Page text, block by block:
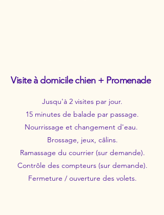
Visite à domicile chien + Promenade
Jusqu'à 2 visites par jour.
15 minutes de balade par passage.
Nourrissage et changement d'eau.
Brossage, jeux, câlins.
Ramassage du courrier (sur demande).
Contrôle des compteurs (sur demande).
Fermeture / ouverture des volets.